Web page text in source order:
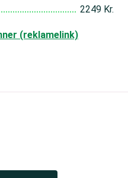
2249 Kr.
(reklamelink)